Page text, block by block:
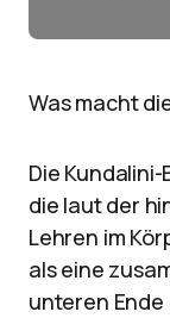
Was macht
Die
die laut der
Lehren im
als eine
unteren